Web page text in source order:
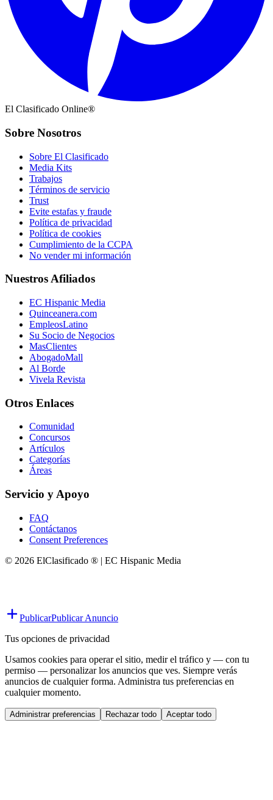
El Clasificado Online®
Sobre Nosotros
Sobre El Clasificado
Media Kits
Trabajos
Términos de servicio
Trust
Evite estafas y fraude
Política de privacidad
Política de cookies
Cumplimiento de la CCPA
No vender mi información
Nuestros Afiliados
EC Hispanic Media
Quinceanera.com
EmpleosLatino
Su Socio de Negocios
MasClientes
AbogadoMall
Al Borde
Vivela Revista
Otros Enlaces
Comunidad
Concursos
Artículos
Categorías
Áreas
Servicio y Apoyo
FAQ
Contáctanos
Consent Preferences
© 2026 ElClasificado ® | EC Hispanic Media
PublicarPublicar Anuncio
Tus opciones de privacidad
Usamos cookies para operar el sitio, medir el tráfico y — con tu
permiso — personalizar los anuncios que ves. Siempre verás
anuncios de cualquier forma. Administra tus preferencias en
cualquier momento.
Administrar preferencias Rechazar todo Aceptar todo